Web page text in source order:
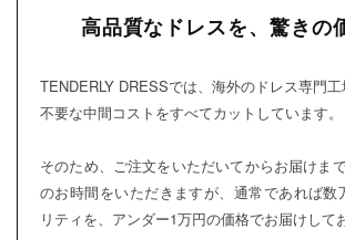
高品質なドレスを、驚きの
TENDERLY DRESSでは、海外のドレス専門工
不要な中間コストをすべてカットしています。
そのため、ご注文をいただいてからお届けま
のお時間をいただきますが、通常であれば数
リティを、アンダー1万円の価格でお届けして